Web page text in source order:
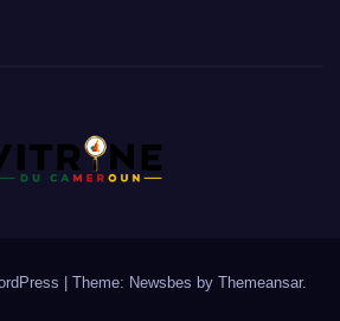
Theme: Newsbes by Themeansar.